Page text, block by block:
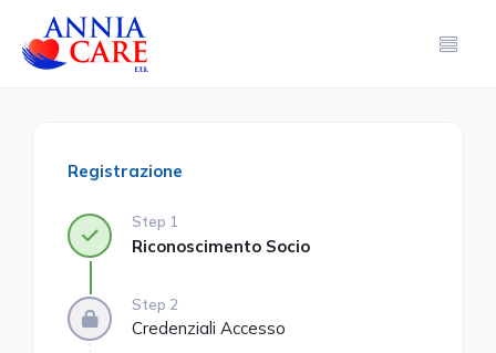
Registrazione
Step 1
Riconoscimento Socio
Step 2
Credenziali Accesso